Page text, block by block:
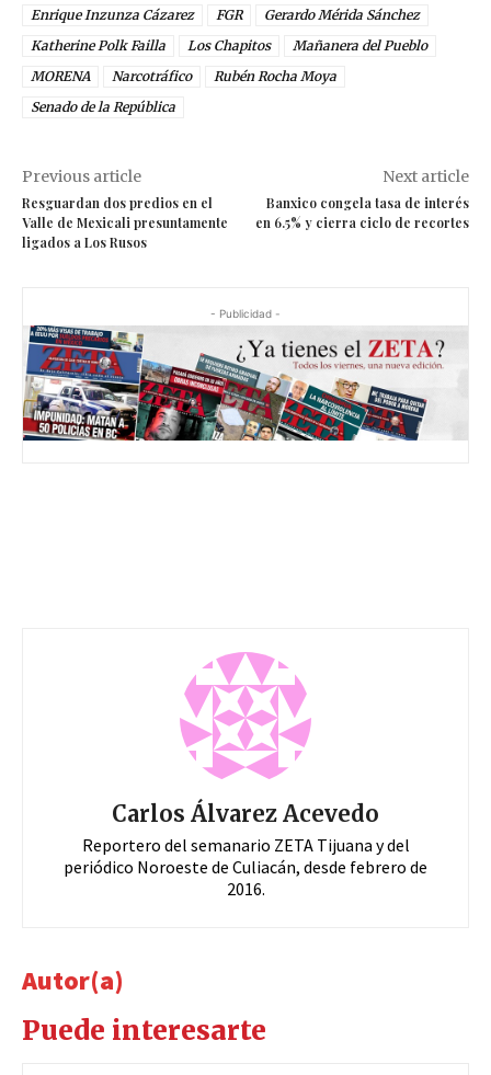
Enrique Inzunza Cázarez
FGR
Gerardo Mérida Sánchez
Katherine Polk Failla
Los Chapitos
Mañanera del Pueblo
MORENA
Narcotráfico
Rubén Rocha Moya
Senado de la República
Previous article
Resguardan dos predios en el
Valle de Mexicali presuntamente
ligados a Los Rusos
Next article
Banxico congela tasa de interés
en 6.5% y cierra ciclo de recortes
- Publicidad -
Carlos Álvarez Acevedo
Reportero del semanario ZETA Tijuana y del
periódico Noroeste de Culiacán, desde febrero de
2016.
Autor(a)
Puede interesarte